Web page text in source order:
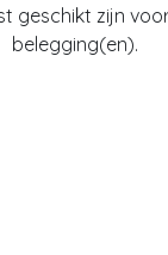
geschikt zijn
belegging(en).